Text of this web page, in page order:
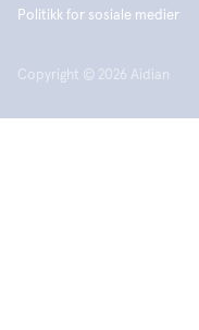
Copyright © 2026 Aidian
Politikk for sosiale medier